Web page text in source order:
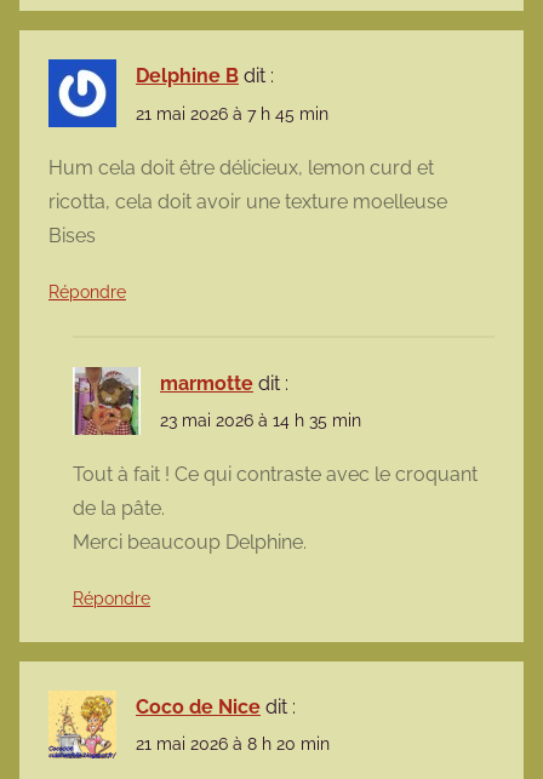
Delphine B dit :
21 mai 2026 à 7 h 45 min
Hum cela doit être délicieux, lemon curd et
ricotta, cela doit avoir une texture moelleuse
Bises
Répondre
marmotte dit :
23 mai 2026 à 14 h 35 min
Tout à fait ! Ce qui contraste avec le croquant
de la pâte.
Merci beaucoup Delphine.
Répondre
Coco de Nice dit :
21 mai 2026 à 8 h 20 min